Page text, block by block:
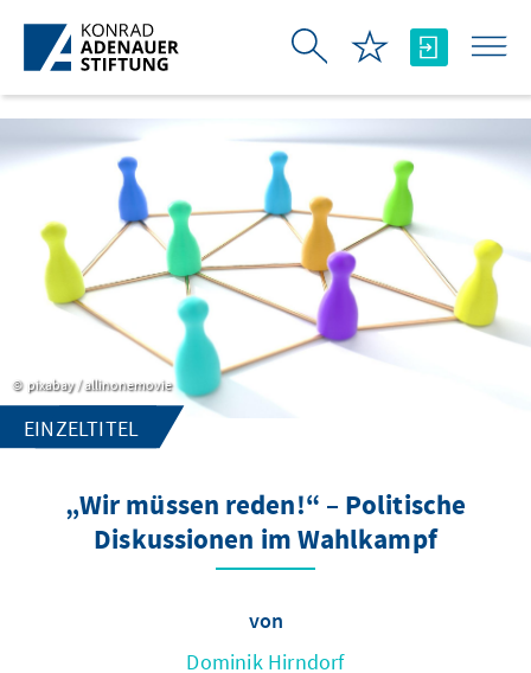
Zum Hauptinhalt springen
pixabay / allinonemovie
EINZELTITEL
„Wir müssen reden!“ – Politische
Diskussionen im Wahlkampf
von
Dominik Hirndorf